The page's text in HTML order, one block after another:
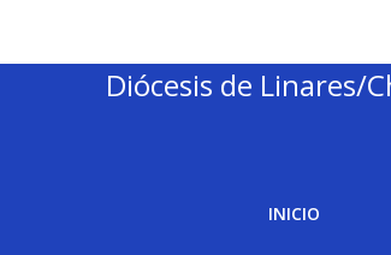
Diócesis de Linares/
INICIO